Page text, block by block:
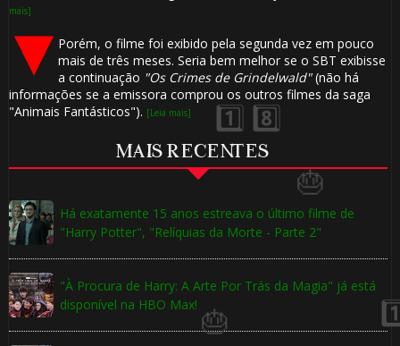
mais]
Porém, o filme foi exibido pela segunda vez em pouco
mais de três meses. Seria bem melhor se o SBT exibisse
a continuação "Os Crimes de Grindelwald"(não há
informações se a emissora comprou os outros filmes da saga
"Animais Fantásticos"). [Leia mais]
MAIS RECENTES
Há exatamente 15 anos estreava o último filme de
"Harry Potter", "Relíquias da Morte - Parte 2"
"À Procura de Harry: A Arte Por Trás da Magia" já está
disponível na HBO Max!
8️⃣
1️⃣ 8️⃣
⚡